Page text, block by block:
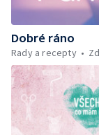
Dobré ráno
Rady a recepty